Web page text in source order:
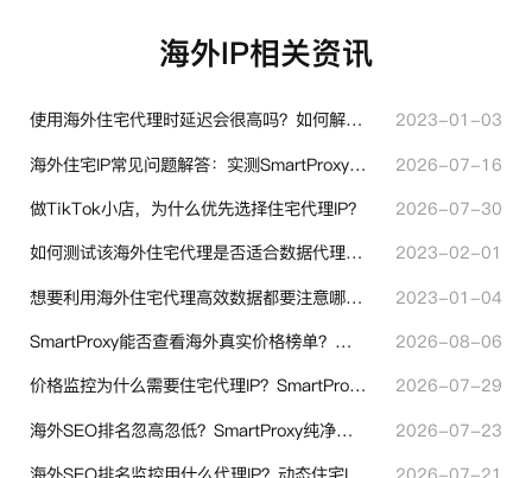
海外IP相关资讯
使用海外住宅代理时延迟会很高吗？如何解决？
2023-01-03
海外住宅IP常见问题解答：实测SmartProxy使用经验分享
2026-07-16
做TikTok小店，为什么优先选择住宅代理IP？
2026-07-30
如何测试该海外住宅代理是否适合数据代理使用？
2023-02-01
想要利用海外住宅代理高效数据都要注意哪些地方？
2023-01-04
SmartProxy能否查看海外真实价格榜单？跨境选品代理IP实用解读
2026-08-06
价格监控为什么需要住宅代理IP？SmartProxy助力跨境商家实现全球竞品数据采集
2026-07-29
海外SEO排名忽高忽低？SmartProxy纯净住宅IP助力站点权重稳定
2026-07-23